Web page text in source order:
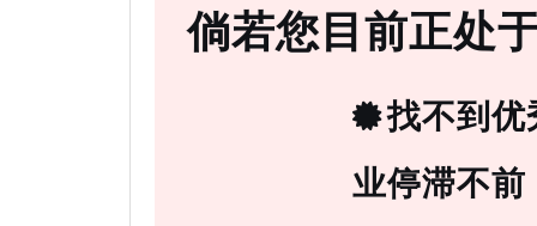
倘若您目前正处
找不到优
业停滞不前